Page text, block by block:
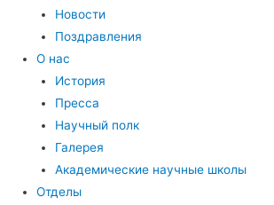
Новости
Поздравления
О нас
История
Пресса
Научный полк
Галерея
Академические научные школы
Отделы